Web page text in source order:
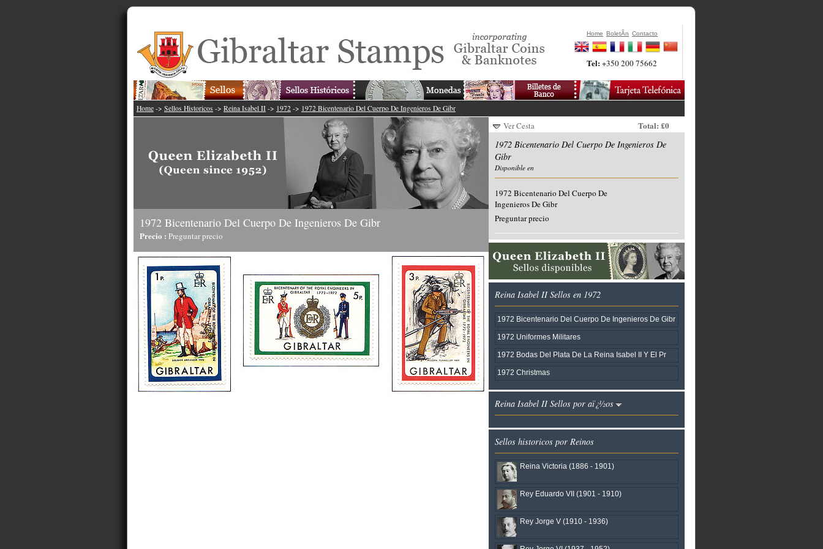
Home BoletÃ­n Contacto
Tel:+350 200 75662
Home -> Sellos Historicos -> Reina Isabel II -> 1972 -> 1972 Bicentenario Del Cuerpo De Ingenieros De Gibr
1972 Bicentenario Del Cuerpo De Ingenieros De Gibr
Precio : Preguntar precio
Ver Cesta
Total: £0
1972 Bicentenario Del Cuerpo De Ingenieros De
Gibr
Disponible en
1972 Bicentenario Del Cuerpo De
Ingenieros De Gibr
Preguntar precio
Reina Isabel II Sellos en 1972
1972 Bicentenario Del Cuerpo De Ingenieros De Gibr
1972 Uniformes Militares
1972 Bodas Del Plata De La Reina Isabel II Y El Pr
1972 Christmas
Reina Isabel II Sellos por aï¿½os
Sellos historicos por Reinos
Reina Victoria (1886 - 1901)
Rey Eduardo VII (1901 - 1910)
Rey Jorge V (1910 - 1936)